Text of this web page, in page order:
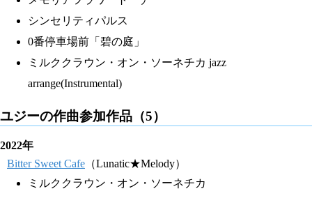
シンセリティパルス
0番停車場前「碧の庭」
ミルククラウン・オン・ソーネチカ jazz
arrange(Instrumental)
ユジーの作曲参加作品（5）
2022年
Bitter Sweet Cafe （Lunatic★Melody）
ミルククラウン・オン・ソーネチカ